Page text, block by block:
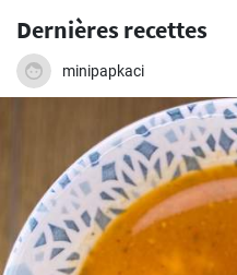
Dernières recettes
minipapkaci